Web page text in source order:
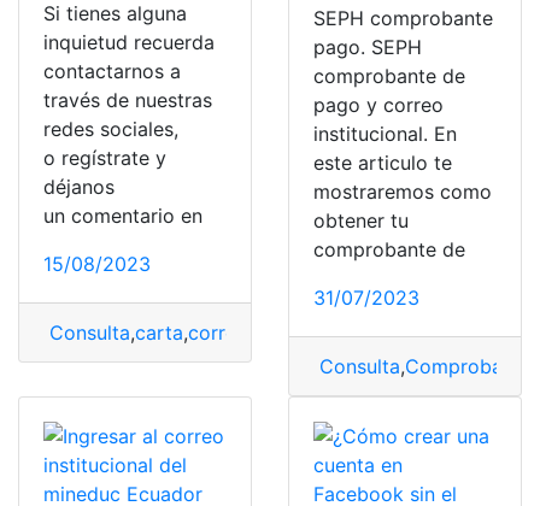
Si tienes alguna
inquietud recuerda
contactarnos a
través de nuestras
redes sociales,
o regístrate y
déjanos
un comentario en
15/08/2023
Consulta,carta,correo enviar,postal
SEPH comprobante
pago. SEPH
comprobante de
pago y correo
institucional. En
este articulo te
mostraremos como
obtener tu
comprobante de
31/07/2023
Consulta,Comprobante